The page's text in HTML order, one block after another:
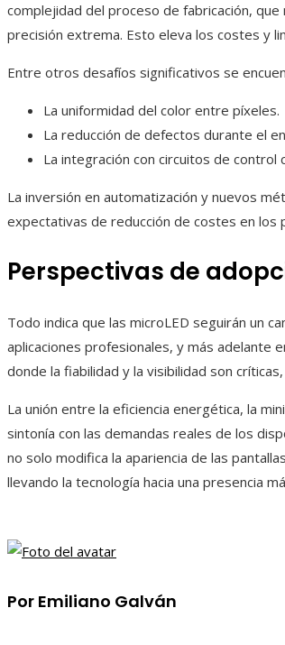
complejidad del proceso de fabricación,
precisión extrema. Esto eleva los costes y
Entre otros desafíos significativos se
La uniformidad del color entre píxeles.
La reducción de defectos durante el
La integración con circuitos de control
La inversión en automatización y nuevos
expectativas de reducción de costes en los
Perspectivas de
Todo indica que las microLED seguirán un
aplicaciones profesionales, y más adelante
donde la fiabilidad y la visibilidad son
La unión entre la eficiencia energética, la
sintonía con las demandas reales de los
no solo modifica la apariencia de las
llevando la tecnología hacia una presencia
Por Emiliano Galván